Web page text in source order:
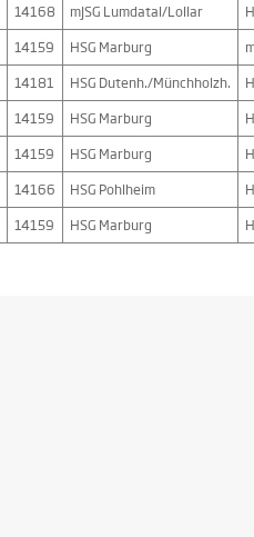
14168 mJSG Lumdatal/Lollar
14159 HSG Marburg
14181 HSG Dutenh./Münchholzh.
14159 HSG Marburg
14159 HSG Marburg
14166 HSG Pohlheim
14159 HSG Marburg